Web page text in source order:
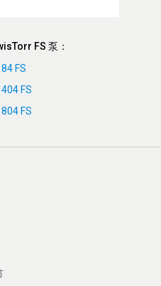
FS 泵：
FS
FS
FS